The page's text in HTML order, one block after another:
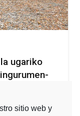
ugariko
sitio web y